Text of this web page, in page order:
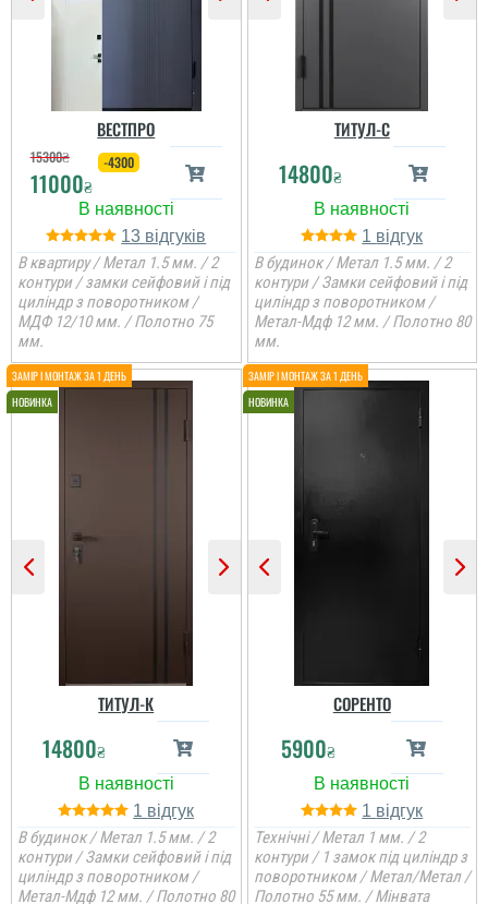
ВЕСТПРО
15300₴
11000₴
-4300
13
В квартиру / Метал 1.5 мм. / 2
контури / замки сейфовий і під
циліндр з поворотником /
МДФ 12/10 мм. / Полотно 75
мм.
ТИТУЛ-С
14800₴
1
В будинок / Метал 1.5 мм. / 2
контури / Замки сейфовий і під
циліндр з поворотником /
Метал-Мдф 12 мм. / Полотно 80
мм.
ТИТУЛ-К
14800₴
1
В будинок / Метал 1.5 мм. / 2
контури / Замки сейфовий і під
циліндр з поворотником /
Метал-Мдф 12 мм. / Полотно 80
СОРЕНТО
5900₴
1
Технічні / Метал 1 мм. / 2
контури / 1 замок під циліндр з
поворотником / Метал/Метал /
Полотно 55 мм. / Мінвата